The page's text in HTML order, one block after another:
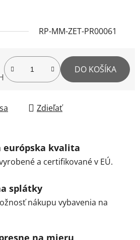
RP-MM-ZET-PR00061
DO KOŠÍKA
Zdieľať
európska kvalita
a certifikované v EÚ.
splátky
nákupu vybavenia na
na mieru